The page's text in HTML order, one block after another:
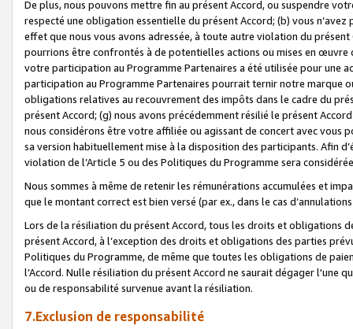
De plus, nous pouvons mettre fin au présent Accord, ou suspendre
respecté une obligation essentielle du présent Accord; (b) vous
effet que nous vous avons adressée, à toute autre violation du
pourrions être confrontés à de potentielles actions ou mises en
votre participation au Programme Partenaires a été utilisée pour une
participation au Programme Partenaires pourrait ternir notre marque
obligations relatives au recouvrement des impôts dans le cadre du
présent Accord; (g) nous avons précédemment résilié le présent
nous considérons être votre affiliée ou agissant de concert avec vous
sa version habituellement mise à la disposition des participants. Afin
violation de l’Article 5 ou des Politiques du Programme sera
Nous sommes à même de retenir les rémunérations accumulées et
que le montant correct est bien versé (par ex., dans le cas
Lors de la résiliation du présent Accord, tous les droits et obligations
présent Accord, à l’exception des droits et obligations des parties
Politiques du Programme, de même que toutes les obligations de
l’Accord. Nulle résiliation du présent Accord ne saurait dégager l'une
ou de responsabilité survenue avant la résiliation.
7.Exclusion de responsabilité